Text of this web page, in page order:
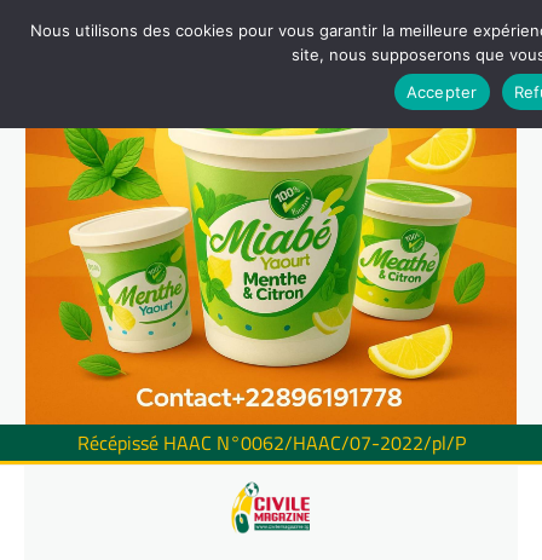
Récépissé HAAC N°0062/HAAC/07-2022/pl/P
Nous utilisons des cookies pour vous garantir la meilleure
site, nous supposerons que
Accepter